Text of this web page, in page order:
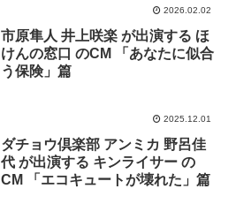
2026.02.02
市原隼人 井上咲楽 が出演する ほ
けんの窓口 のCM 「あなたに似合
う保険」篇
2025.12.01
ダチョウ倶楽部 アンミカ 野呂佳
代 が出演する キンライサー の
CM 「エコキュートが壊れた」篇